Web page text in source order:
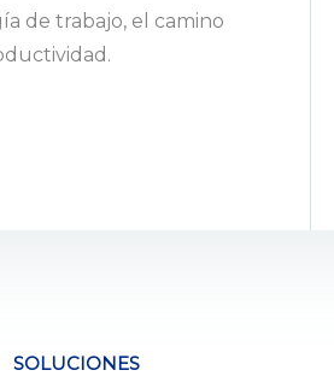
de trabajo, el camino
SOLUCIONES